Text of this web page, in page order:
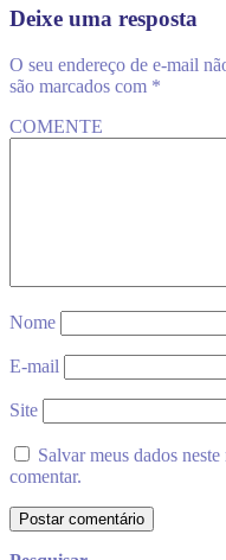
Deixe uma resposta
O seu endereço de e-mail
são marcados com *
COMENTE
Nome
E-mail
Site
Salvar meus dados
comentar.